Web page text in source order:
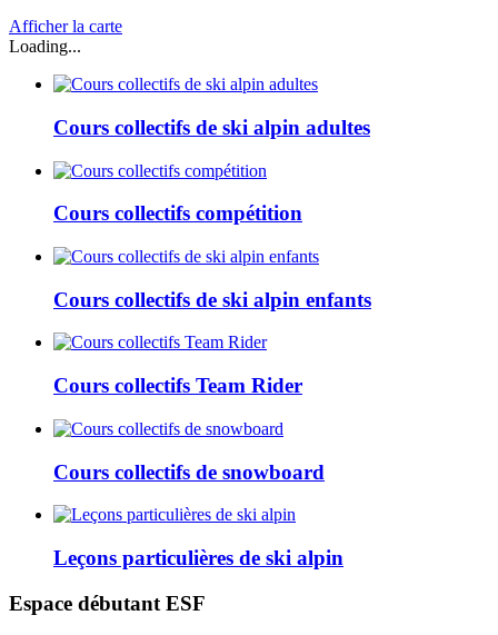
Afficher la carte
Loading...
Cours collectifs de ski alpin adultes
Cours collectifs compétition
Cours collectifs de ski alpin enfants
Cours collectifs Team Rider
Cours collectifs de snowboard
Leçons particulières de ski alpin
Espace débutant ESF